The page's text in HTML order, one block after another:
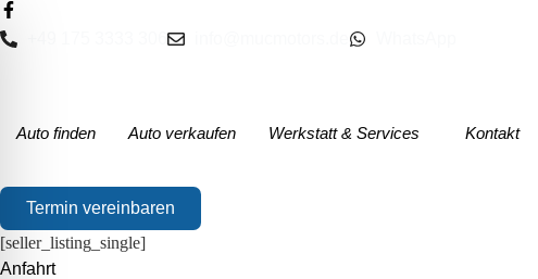
Auto finden Auto verkaufen Werkstatt & Services Kontakt
Termin vereinbaren
[seller_listing_single]
Anfahrt